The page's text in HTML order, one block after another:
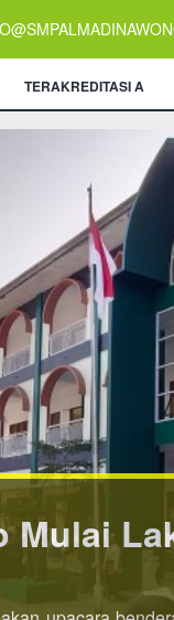
TERAKREDITASI A